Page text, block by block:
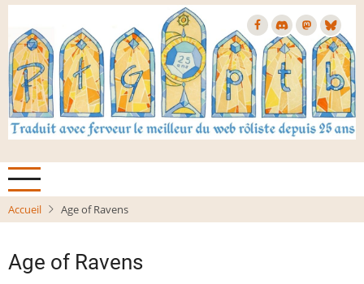
Aller
contenu
principal
Accueil Age of Ravens
Age of Ravens